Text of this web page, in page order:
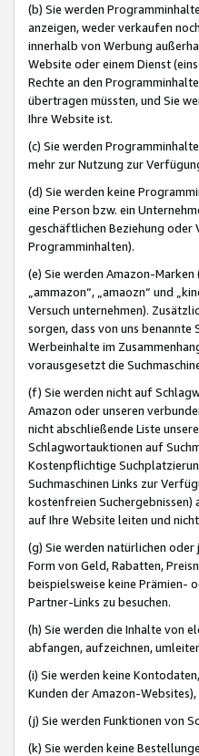
(b) Sie werden
anzeigen, weder verkaufen
innerhalb von Werbung
Website oder einem Dienst
Rechte an den
übertragen müssten, und Sie
Ihre Website ist.
(c) Sie werden
mehr zur Nutzung zur
(d) Sie werden keine
eine Person bzw. ein
geschäftlichen Beziehung oder
Programminhalten).
(e) Sie werden Amazon-Marken
„ammazon“, „amaozn“ und
Versuch unternehmen).
sorgen, dass von uns
Werbeinhalte im
vorausgesetzt die
(f) Sie werden nicht auf
Amazon oder unseren
nicht abschließende Liste
Schlagwortauktionen auf
Kostenpflichtige
Suchmaschinen Links zur
kostenfreien Suchergebnissen)
auf Ihre Website leiten und
(g) Sie werden natürlichen
Form von Geld, Rabatten,
beispielsweise keine Prämien-
Partner-Links zu besuchen.
(h) Sie werden die Inhalte von
abfangen, aufzeichnen,
(i) Sie werden keine
Kunden der Amazon-
(j) Sie werden Funktionen von
(k) Sie werden keine